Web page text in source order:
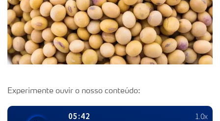
Experimente ouvir o nosso conteúdo: